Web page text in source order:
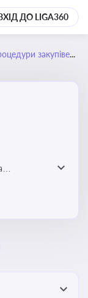
ДО LIGA360
закупівель
за